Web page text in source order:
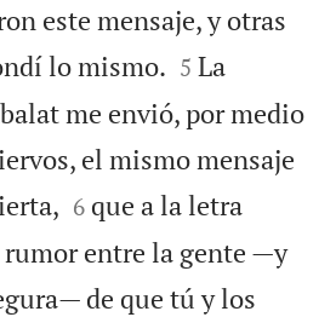
este mensaje, y otras
lo mismo. 

5 La
me envió, por medio
el mismo mensaje


6 que a la letra
rumor entre la gente —y
de que tú y los